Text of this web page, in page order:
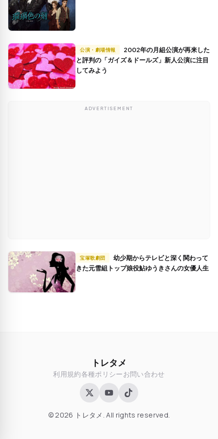
公演・劇場情報
と評判の「ガイズ＆ドールズ」新人公演に注目
してみよう
ADVERTISEMENT
宝塚歌劇団
きた元雪組トップ娘役鮎ゆうきさんの女優人生
トレタメ
利用規約各種ポリシーお問い合わせ
© 2026 トレタメ. All rights reserved.